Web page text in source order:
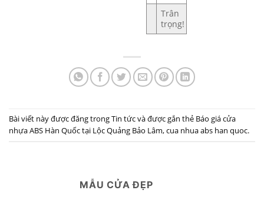
Trân
trọng!
Bài viết này được đăng trongTin tứcvà được gắn thẻ Báo giá cửa
nhựa ABS Hàn Quốc tại Lộc Quảng Bảo Lâm,cua nhua abs han quoc.
MẪU CỬA ĐẸP